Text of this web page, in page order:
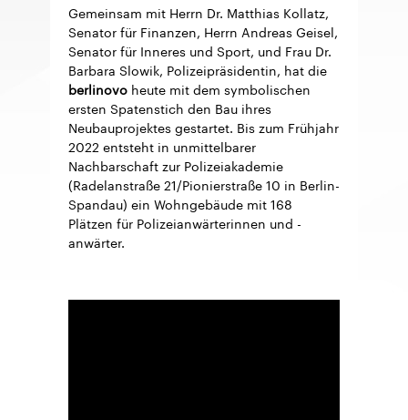
Gemeinsam mit Herrn Dr. Matthias Kollatz,
Senator für Finanzen, Herrn Andreas Geisel,
Senator für Inneres und Sport, und Frau Dr.
Barbara Slowik, Polizeipräsidentin, hat die
berlinovo heute mit dem symbolischen
ersten Spatenstich den Bau ihres
Neubauprojektes gestartet. Bis zum Frühjahr
2022 entsteht in unmittelbarer
Nachbarschaft zur Polizeiakademie
(Radelanstraße 21/Pionierstraße 10 in Berlin-
Spandau) ein Wohngebäude mit 168
Plätzen für Polizeianwärterinnen und -
anwärter.